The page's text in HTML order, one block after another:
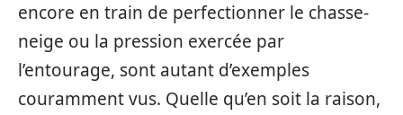
encore en train de perfectionner le chasse-
neige ou la pression exercée par
l’entourage, sont autant d’exemples
couramment vus. Quelle qu’en soit la raison,